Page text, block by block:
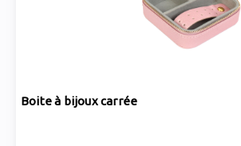
Boite à bijoux carrée